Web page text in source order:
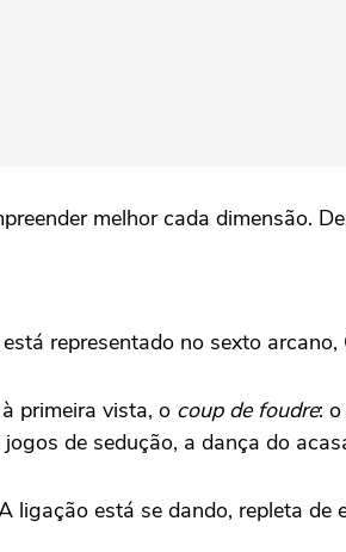
melhor cada dimensão.
representado no sexto
primeira vista, o coup de foudre:
de sedução, a dança do
ligação está se dando, repleta